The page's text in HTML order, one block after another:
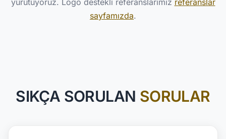
yürütüyoruz. Logo destekli referanslarımız referanslar
sayfamızda.
SIKÇA SORULAN SORULAR